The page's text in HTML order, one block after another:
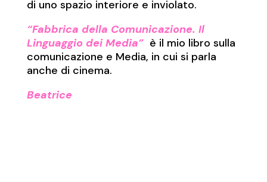
di uno spazio interiore e inviolato.
“Fabbrica della Comunicazione. Il
Linguaggio dei Media”è il mio libro sulla
comunicazione e Media, in cui si parla
anche di cinema.
Beatrice